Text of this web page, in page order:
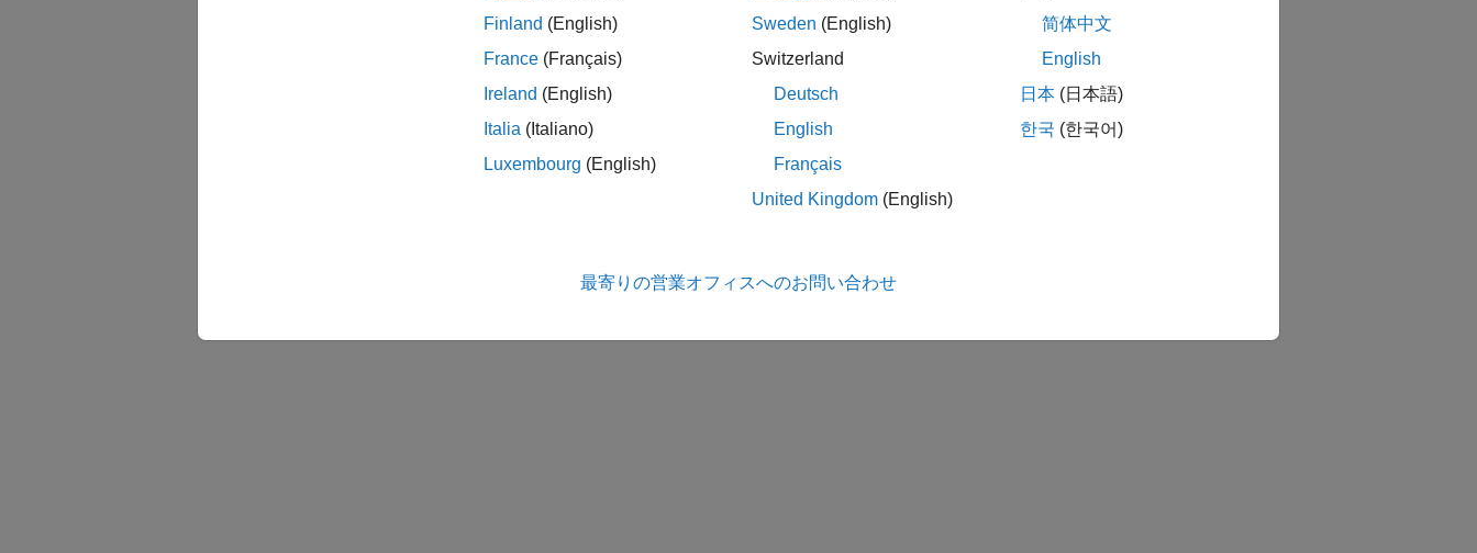
Finland (English)
France (Français)
Ireland (English)
Italia (Italiano)
Luxembourg (English)
Sweden (English)
Switzerland
Deutsch
English
Français
United Kingdom (English)
简体中文
English
日本 (日本語)
한국 (한국어)
最寄りの営業オフィスへのお問い合わせ